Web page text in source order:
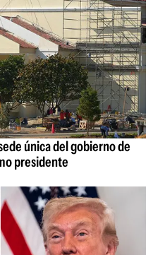
única del gobierno de
presidente